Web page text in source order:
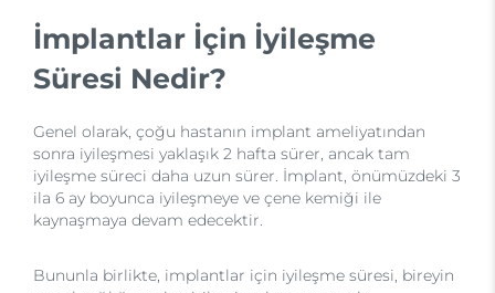
İmplantlar İçin İyileşme
Süresi Nedir?
Genel olarak, çoğu hastanın implant ameliyatından
sonra iyileşmesi yaklaşık 2 hafta sürer, ancak tam
iyileşme süreci daha uzun sürer. İmplant, önümüzdeki 3
ila 6 ay boyunca iyileşmeye ve çene kemiği ile
kaynaşmaya devam edecektir.
Bununla birlikte, implantlar için iyileşme süresi, bireyin